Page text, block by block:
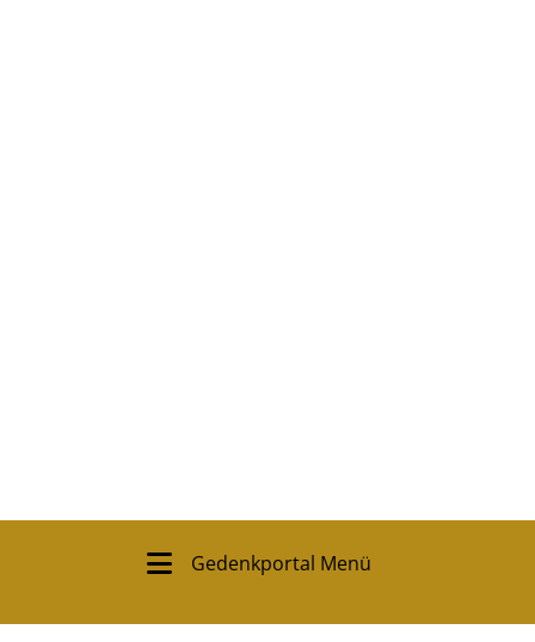
Gedenkportal Menü